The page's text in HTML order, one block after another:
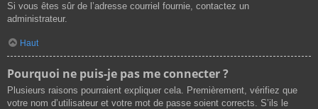
Si vous êtes sûr de l’adresse courriel fournie, contactez un
administrateur.
Haut
Pourquoi ne puis-je pas me connecter ?
Plusieurs raisons pourraient expliquer cela. Premièrement, vérifiez que
votre nom d’utilisateur et votre mot de passe soient corrects. S’ils le